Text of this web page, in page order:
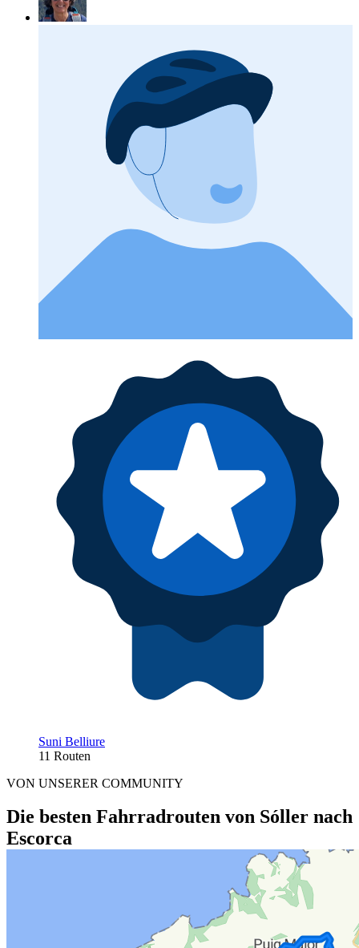
Suni Belliure
11 Routen
VON UNSERER COMMUNITY
Die besten Fahrradrouten von Sóller nach
Escorca